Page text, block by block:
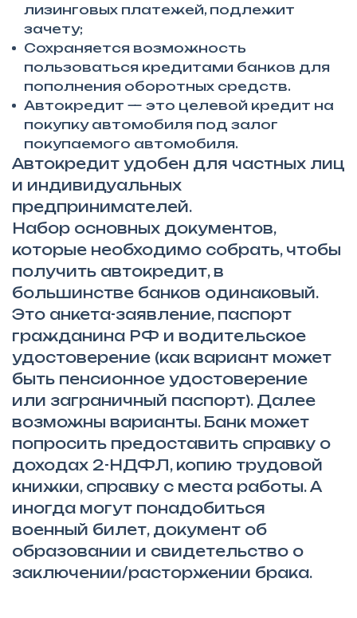
лизинговых платежей, подлежит
зачету;
Сохраняется возможность
пользоваться кредитами банков для
пополнения оборотных средств.
Автокредит — это целевой кредит на
покупку автомобиля под залог
покупаемого автомобиля.
Автокредит удобен для частных лиц
и индивидуальных
предпринимателей.
Набор основных документов,
которые необходимо собрать, чтобы
получить автокредит, в
большинстве банков одинаковый.
Это анкета-заявление, паспорт
гражданина РФ и водительское
удостоверение (как вариант может
быть пенсионное удостоверение
или заграничный паспорт). Далее
возможны варианты. Банк может
попросить предоставить справку о
доходах 2-НДФЛ, копию трудовой
книжки, справку с места работы. А
иногда могут понадобиться
военный билет, документ об
образовании и свидетельство о
заключении/расторжении брака.